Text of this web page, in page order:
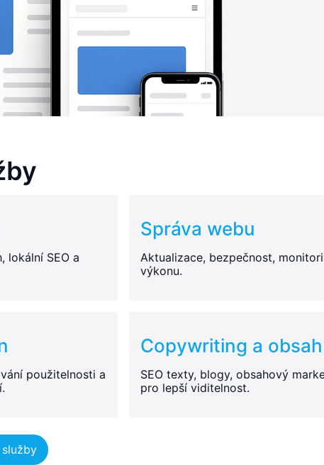
lokální SEO a
Správa webu
Aktualizace, bezpečnost,
výkonu.
použitelnosti a
Copywriting a obsah
SEO texty, blogy, obsahový
pro lepší viditelnost.